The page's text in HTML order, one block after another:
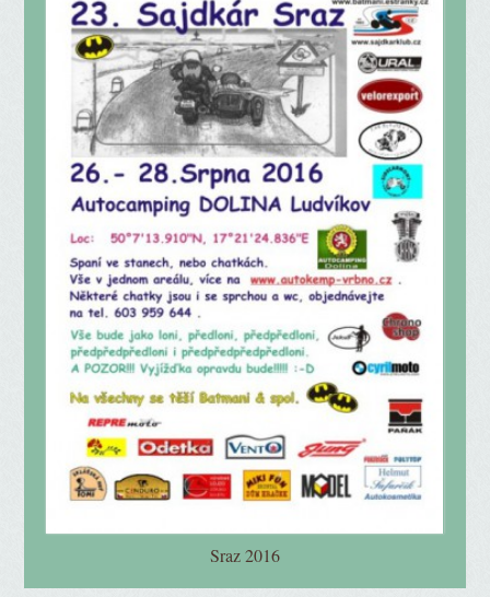
Sraz 2016